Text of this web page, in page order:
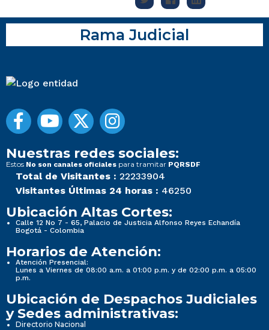
Rama Judicial
Nuestras redes sociales:
Estos No son canales oficiales para tramitar PQRSDF
Total de Visitantes : 22233904
Visitantes Últimas 24 horas : 46250
Ubicación Altas Cortes:
Calle 12 No 7 - 65, Palacio de Justicia Alfonso Reyes Echandía
Bogotá - Colombia
Horarios de Atención:
Atención Presencial:
Lunes a Viernes de 08:00 a.m. a 01:00 p.m. y de 02:00 p.m. a 05:00
p.m.
Ubicación de Despachos Judiciales
y Sedes administrativas:
Directorio Nacional